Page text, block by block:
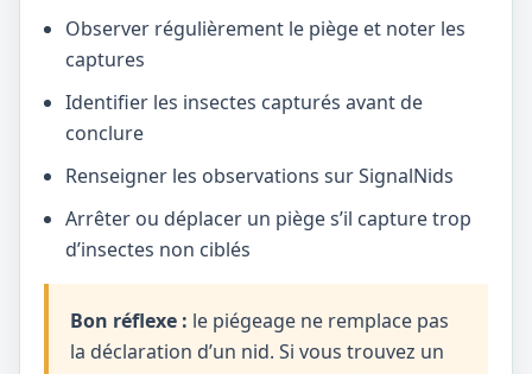
Observer régulièrement le piège et noter les
captures
Identifier les insectes capturés avant de
conclure
Renseigner les observations sur SignalNids
Arrêter ou déplacer un piège s’il capture trop
d’insectes non ciblés
Bon réflexe : le piégeage ne remplace pas
la déclaration d’un nid. Si vous trouvez un